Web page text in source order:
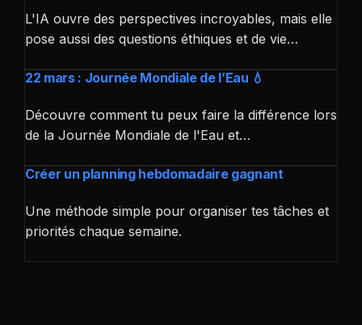
L'IA ouvre des perspectives incroyables, mais elle
pose aussi des questions éthiques et de vie…
22 mars : Journée Mondiale de l’Eau 💧
Découvre comment tu peux faire la différence lors
de la Journée Mondiale de l'Eau et…
Créer un planning hebdomadaire gagnant
Une méthode simple pour organiser tes tâches et
priorités chaque semaine.